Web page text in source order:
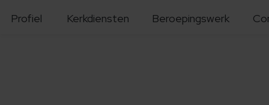
Profiel Kerkdiensten Beroepingswerk